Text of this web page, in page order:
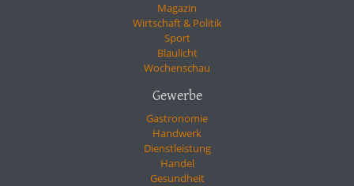
Magazin
Wirtschaft & Politik
Sport
Blaulicht
Wochenschau
Gewerbe
Gastronomie
Handwerk
Dienstleistung
Handel
Gesundheit